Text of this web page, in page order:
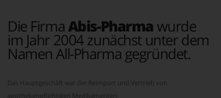
Die Firma Abis-Pharma wurde
im Jahr 2004 zunächst unter dem
Namen All-Pharma gegründet.
Das Hauptgeschäft war der Reimport und Vertrieb von
apothekenpflichtigen Medikamenten.